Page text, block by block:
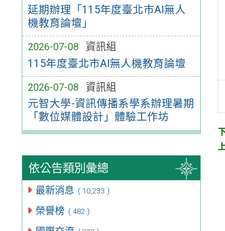
延期辦理「115年度臺北市AI無人
機教育論壇」
2026-07-08
資訊組
115年度臺北市AI無人機教育論壇
2026-07-08
資訊組
元智大學-資訊傳播系學系辦理暑期
「數位媒體設計」體驗工作坊
依公告類別彙總
最新消息 ( 10,233 )
榮譽榜 ( 482 )